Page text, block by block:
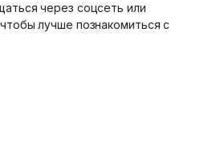
через соцсеть или
лучше познакомиться с